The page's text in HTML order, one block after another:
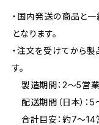
・国内発送の商品と
となります。
・注文を受けてから製
す。
製造期間：2〜5営
配送期間（日本）：
合計目安：約7〜14